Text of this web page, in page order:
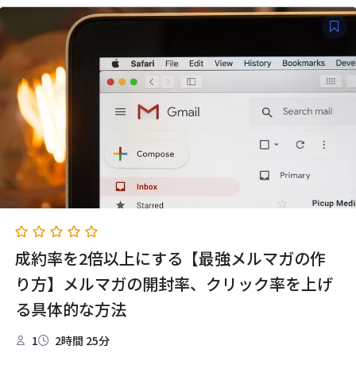
成約率を2倍以上にする【最強メルマガの作
り方】メルマガの開封率、クリック率を上げ
る具体的な方法
1 2時間 25分